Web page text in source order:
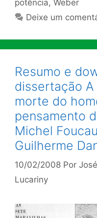
potência, Weber
Deixe um
Resumo e
dissertação
morte do
pensamento
Michel
Guilherme
10/02/2008 Por
Lucariny